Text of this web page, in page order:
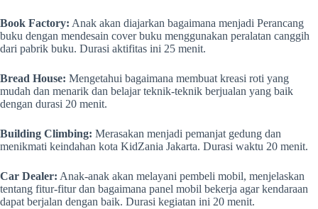
Book Factory: Anak akan diajarkan bagaimana menjadi Perancang
buku dengan mendesain cover buku menggunakan peralatan canggih
dari pabrik buku. Durasi aktifitas ini 25 menit.
Bread House: Mengetahui bagaimana membuat kreasi roti yang
mudah dan menarik dan belajar teknik-teknik berjualan yang baik
dengan durasi 20 menit.
Building Climbing: Merasakan menjadi pemanjat gedung dan
menikmati keindahan kota KidZania Jakarta. Durasi waktu 20 menit.
Car Dealer: Anak-anak akan melayani pembeli mobil, menjelaskan
tentang fitur-fitur dan bagaimana panel mobil bekerja agar kendaraan
dapat berjalan dengan baik. Durasi kegiatan ini 20 menit.